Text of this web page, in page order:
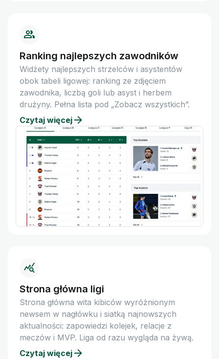
Ranking najlepszych zawodników
Widżety najlepszych strzelców i asystentów
obok tabeli ligowej: ranking ze zdjęciem
zawodnika, liczbą goli lub asyst i herbem
drużyny. Pełna lista pod „Zobacz wszystkich”.
Czytaj więcej
Strona główna ligi
Strona główna wita kibiców wyróżnionym
newsem w nagłówku i siatką najnowszych
aktualności: zapowiedzi kolejek, relacje z
meczów i MVP. Liga od razu wygląda na żywą.
Czytaj więcej